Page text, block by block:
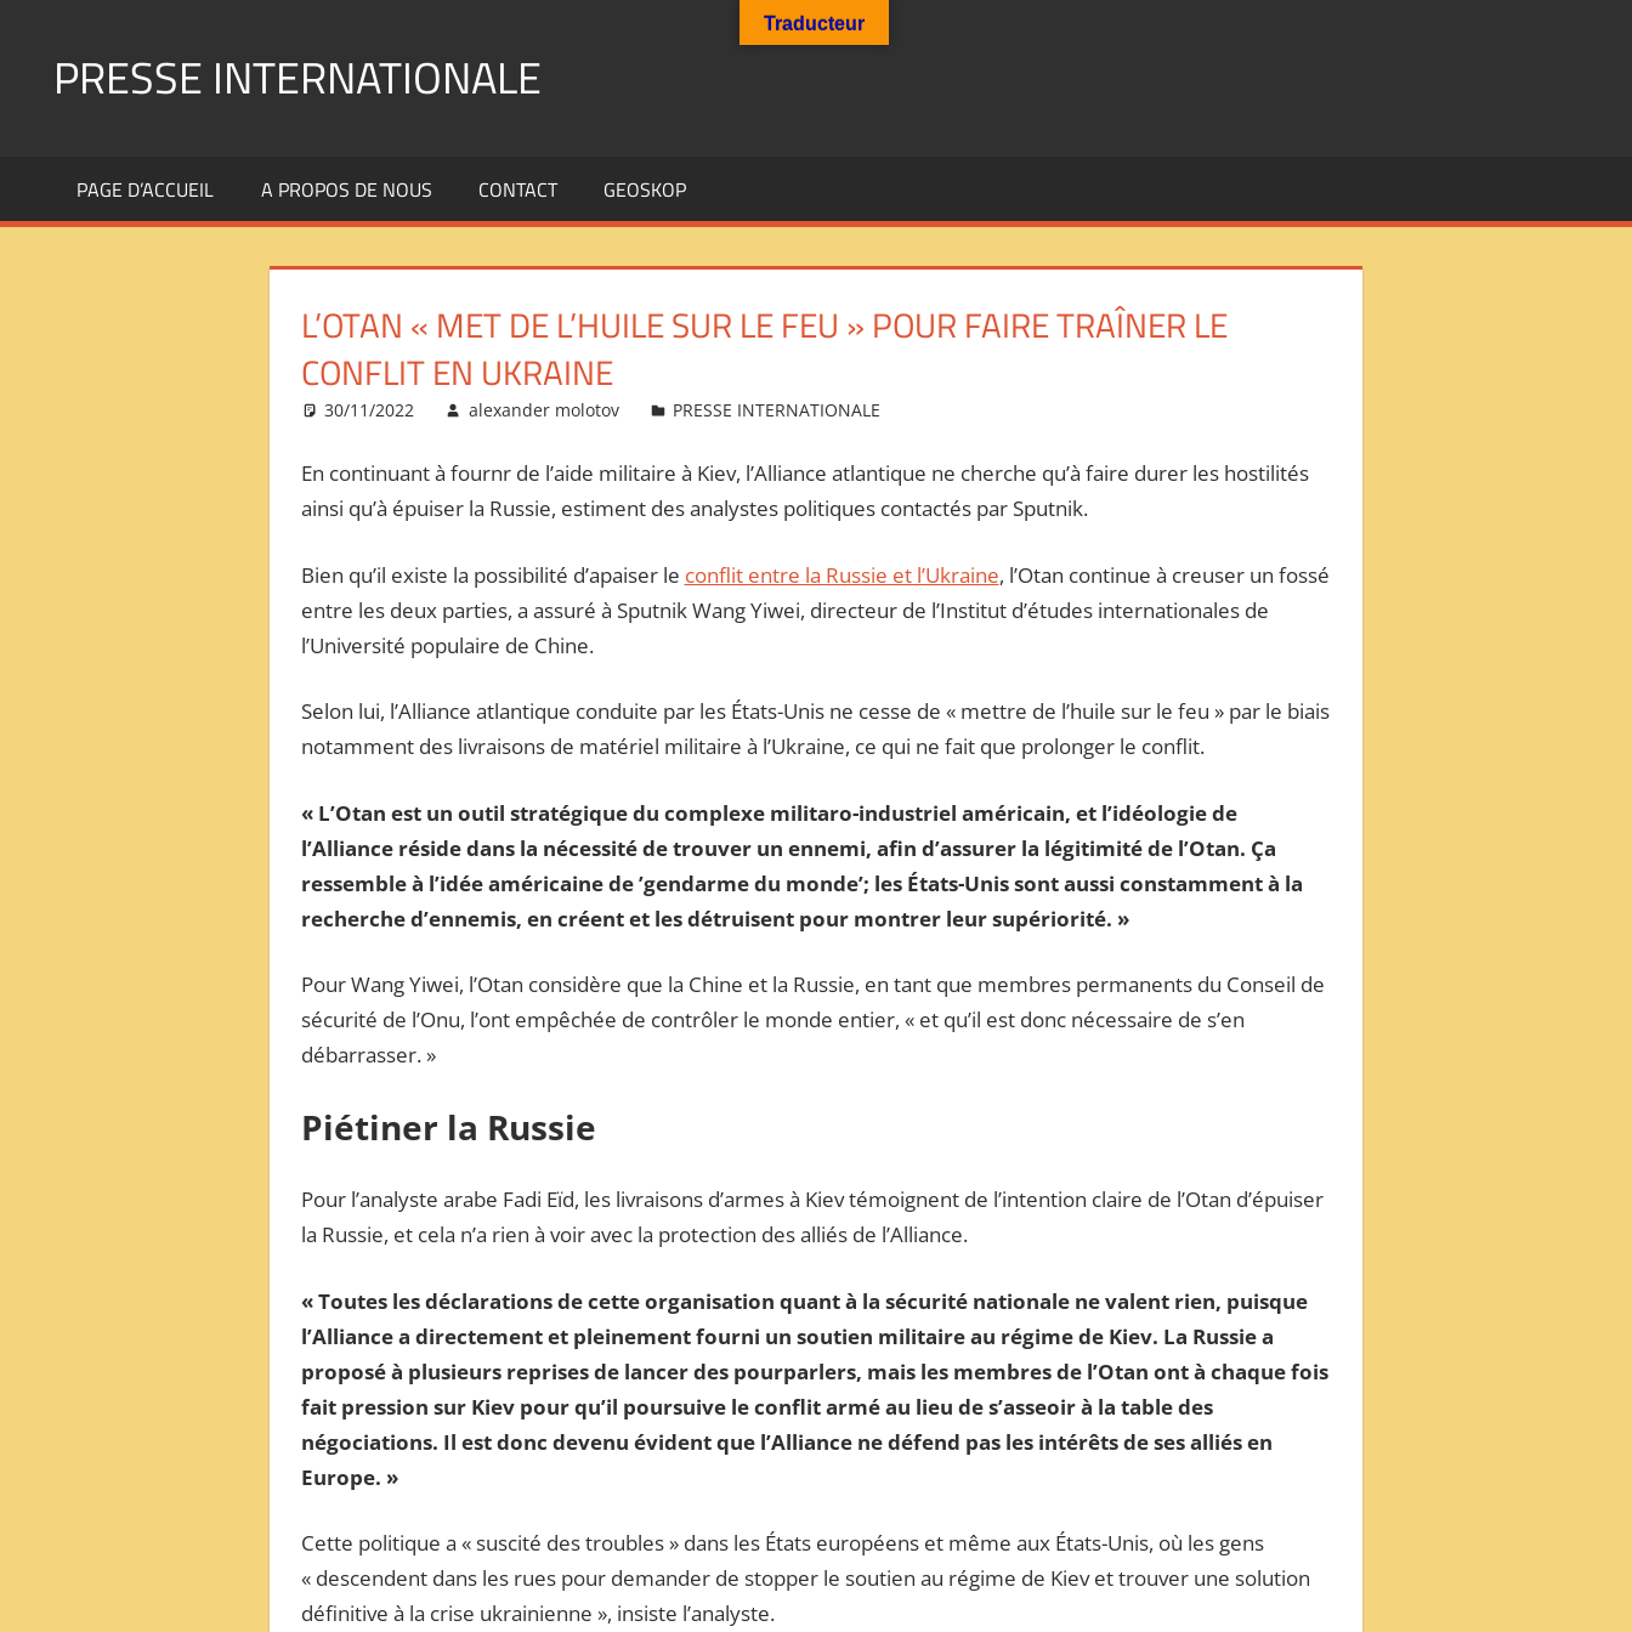
contenuPRESSE INTERNATIONALE
Géopolitique
PAGE D’ACCUEIL A PROPOS DE NOUS CONTACT GEOSKOP
L’OTAN « MET DE L’HUILE SUR LE FEU » POUR FAIRE TRAÎNER LE
CONFLIT EN UKRAINE
30/11/2022 alexander molotov PRESSE INTERNATIONALE
En continuant à fournr de l’aide militaire à Kiev, l’Alliance atlantique ne cherche qu’à faire durer les hostilités
ainsi qu’à épuiser la Russie, estiment des analystes politiques contactés par Sputnik.
Bien qu’il existe la possibilité d’apaiser le conflit entre la Russie et l’Ukraine, l’Otan continue à creuser un fossé
entre les deux parties, a assuré à Sputnik Wang Yiwei, directeur de l’Institut d’études internationales de
l’Université populaire de Chine.
Selon lui, l’Alliance atlantique conduite par les États-Unis ne cesse de « mettre de l’huile sur le feu » par le biais
notamment des livraisons de matériel militaire à l’Ukraine, ce qui ne fait que prolonger le conflit.
« L’Otan est un outil stratégique du complexe militaro-industriel américain, et l’idéologie de
l’Alliance réside dans la nécessité de trouver un ennemi, afin d’assurer la légitimité de l’Otan. Ça
ressemble à l’idée américaine de ’gendarme du monde’; les États-Unis sont aussi constamment à la
recherche d’ennemis, en créent et les détruisent pour montrer leur supériorité. »
Pour Wang Yiwei, l’Otan considère que la Chine et la Russie, en tant que membres permanents du Conseil de
sécurité de l’Onu, l’ont empêchée de contrôler le monde entier, « et qu’il est donc nécessaire de s’en
débarrasser. »
Piétiner la Russie
Pour l’analyste arabe Fadi Eïd, les livraisons d’armes à Kiev témoignent de l’intention claire de l’Otan d’épuiser
la Russie, et cela n’a rien à voir avec la protection des alliés de l’Alliance.
« Toutes les déclarations de cette organisation quant à la sécurité nationale ne valent rien, puisque
l’Alliance a directement et pleinement fourni un soutien militaire au régime de Kiev. La Russie a
proposé à plusieurs reprises de lancer des pourparlers, mais les membres de l’Otan ont à chaque fois
fait pression sur Kiev pour qu’il poursuive le conflit armé au lieu de s’asseoir à la table des
négociations. Il est donc devenu évident que l’Alliance ne défend pas les intérêts de ses alliés en
Europe. »
Cette politique a « suscité des troubles » dans les États européens et même aux États-Unis, où les gens
« descendent dans les rues pour demander de stopper le soutien au régime de Kiev et trouver une solution
définitive à la crise ukrainienne », insiste l’analyste.
Traducteur